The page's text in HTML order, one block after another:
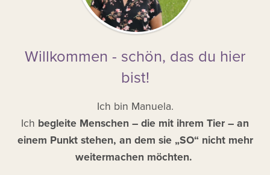
Willkommen - schön, das du hier
bist!
Ich bin Manuela.
Ich begleite Menschen – die mit ihrem Tier – an
einem Punkt stehen, an dem sie „SO“ nicht mehr
weitermachen möchten.